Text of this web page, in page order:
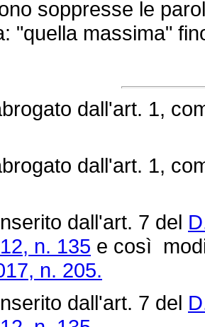
soppresse le
"quella massima"
dall'art. 1,
dall'art. 1,
dall'art. 7 del
n. 135 e così
n. 205.
dall'art. 7 del